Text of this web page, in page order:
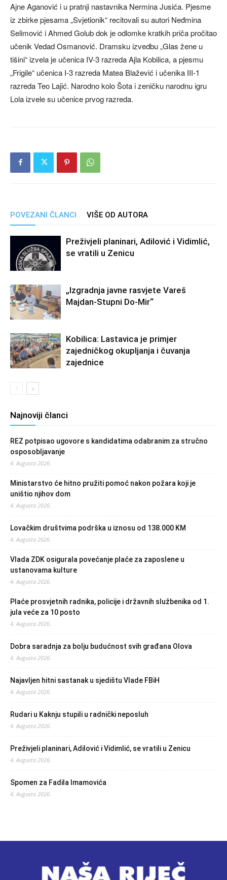
Ajne Aganović i u pratnji nastavnika Nermina Jusića. Pjesme
iz zbirke pjesama „Svjetionik“ recitovali su autori Neđmina
Selimović i Ahmed Golub dok je odlomke kratkih priča pročitao
učenik Vedad Osmanović. Dramsku izvedbu „Glas žene u
tišini“ izvela je učenica IV-3 razreda Ajla Kobilica, a pjesmu
„Frigile“ učenica I-3 razreda Matea Blažević i učenika III-1
razreda Teo Lajić. Narodno kolo Šota i zeničku narodnu igru
Lola izvele su učenice prvog razreda.
POVEZANI ČLANCI VIŠE OD AUTORA
Preživjeli planinari, Adilović i Vidimlić,
se vratili u Zenicu
„Izgradnja javne rasvjete Vareš
Majdan-Stupni Do-Mir“
Kobilica: Lastavica je primjer
zajedničkog okupljanja i čuvanja
zajednice
Najnoviji članci
REZ potpisao ugovore s kandidatima odabranim za stručno
osposobljavanje
4. Augusta 2026.
Ministarstvo će hitno pružiti pomoć nakon požara koji je
uništio njihov dom
4. Augusta 2026.
Lovačkim društvima podrška u iznosu od 138.000 KM
4. Augusta 2026.
Vlada ZDK osigurala povećanje plaće za zaposlene u
ustanovama kulture
4. Augusta 2026.
Plaće prosvjetnih radnika, policije i državnih službenika od 1.
jula veće za 10 posto
4. Augusta 2026.
Dobra saradnja za bolju budućnost svih građana Olova
4. Augusta 2026.
Najavljen hitni sastanak u sjedištu Vlade FBiH
4. Augusta 2026.
Rudari u Kaknju stupili u radnički neposluh
4. Augusta 2026.
Preživjeli planinari, Adilović i Vidimlić, se vratili u Zenicu
4. Augusta 2026.
Spomen za Fadila Imamovića
4. Augusta 2026.